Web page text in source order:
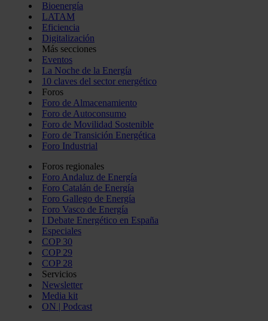
Bioenergía
LATAM
Eficiencia
Digitalización
Más secciones
Eventos
La Noche de la Energía
10 claves del sector energético
Foros
Foro de Almacenamiento
Foro de Autoconsumo
Foro de Movilidad Sostenible
Foro de Transición Energética
Foro Industrial
Foros regionales
Foro Andaluz de Energía
Foro Catalán de Energía
Foro Gallego de Energía
Foro Vasco de Energía
I Debate Energético en España
Especiales
COP 30
COP 29
COP 28
Servicios
Newsletter
Media kit
ON | Podcast